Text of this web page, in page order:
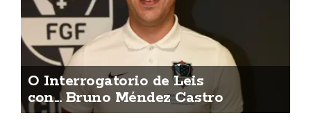
O Interrogatorio de Leis
con... Bruno Méndez Castro